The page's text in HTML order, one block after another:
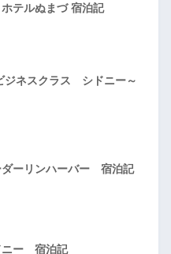
テルぬまづ 宿泊記
ジネスクラス シドニー～
ダーリンハーバー 宿泊記
ニー 宿泊記